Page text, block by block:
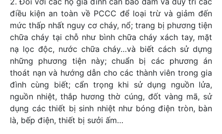
điều kiện an toàn về PCCC để loại trừ và giảm đến
mức thấp nhất nguy cơ cháy, nổ; trang bị phương tiện
chữa cháy tại chỗ như bình chữa cháy xách tay, mặt
nạ lọc độc, nước chữa cháy…và biết cách sử dựng
những phương tiện này; chuẩn bị các phương án
thoát nạn và hướng dẫn cho các thành viên trong gia
đình cùng biết; cẩn trọng khi sử dụng nguồn lửa,
nguồn nhiệt, thắp hương thờ cúng, đốt vàng mã, sử
dụng các thiết bị sinh nhiệt như bóng điện tròn, bàn
là, bếp điện, thiết bị sưởi ấm…